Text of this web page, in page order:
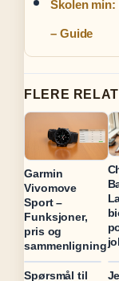
Skolen
– Guide
FLERE
Garmin
Vivomove
Sport –
Funksjoner,
pris og
sammenligning
Spørsmål til